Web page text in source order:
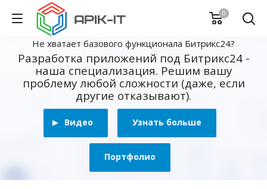
0
Не хватает базового функционала Битрикс24?
Разработка приложений под Битрикс24 -
наша специализация. Решим вашу
проблему любой сложности (даже, если
другие отказывают).
Видео Узнать больше
Портфолио